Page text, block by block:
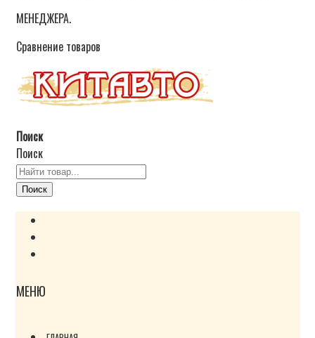
МЕНЕДЖЕРА.
Сравнение товаров
Поиск
Поиск
Поиск
МЕНЮ